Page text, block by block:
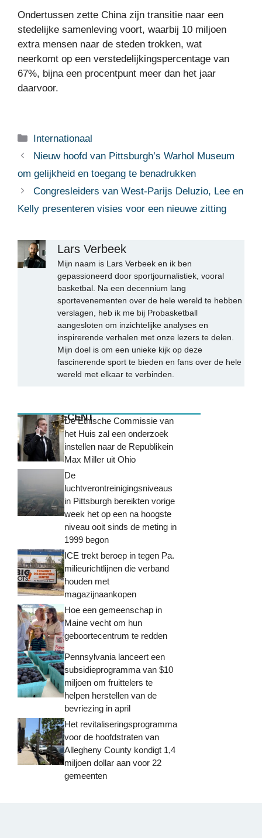
Ondertussen zette China zijn transitie naar een
stedelijke samenleving voort, waarbij 10 miljoen
extra mensen naar de steden trokken, wat
neerkomt op een verstedelijkingspercentage van
67%, bijna een procentpunt meer dan het jaar
daarvoor.
Categorieën
Internationaal
Nieuw hoofd van Pittsburgh’s Warhol Museum
om gelijkheid en toegang te benadrukken
Congresleiders van West-Parijs Deluzio, Lee en
Kelly presenteren visies voor een nieuwe zitting
Lars Verbeek
Mijn naam is Lars Verbeek en ik ben
gepassioneerd door sportjournalistiek, vooral
basketbal. Na een decennium lang
sportevenementen over de hele wereld te hebben
verslagen, heb ik me bij Probasketball
aangesloten om inzichtelijke analyses en
inspirerende verhalen met onze lezers te delen.
Mijn doel is om een unieke kijk op deze
fascinerende sport te bieden en fans over de hele
wereld met elkaar te verbinden.
MEEST RECENTDe Ethische Commissie van
het Huis zal een onderzoek
instellen naar de Republikein
Max Miller uit Ohio
De
luchtverontreinigingsniveaus
in Pittsburgh bereikten vorige
week het op een na hoogste
niveau ooit sinds de meting in
1999 begon
ICE trekt beroep in tegen Pa.
milieurichtlijnen die verband
houden met
magazijnaankopen
Hoe een gemeenschap in
Maine vecht om hun
geboortecentrum te redden
Pennsylvania lanceert een
subsidieprogramma van $10
miljoen om fruittelers te
helpen herstellen van de
bevriezing in april
Het revitaliseringsprogramma
voor de hoofdstraten van
Allegheny County kondigt 1,4
miljoen dollar aan voor 22
gemeenten